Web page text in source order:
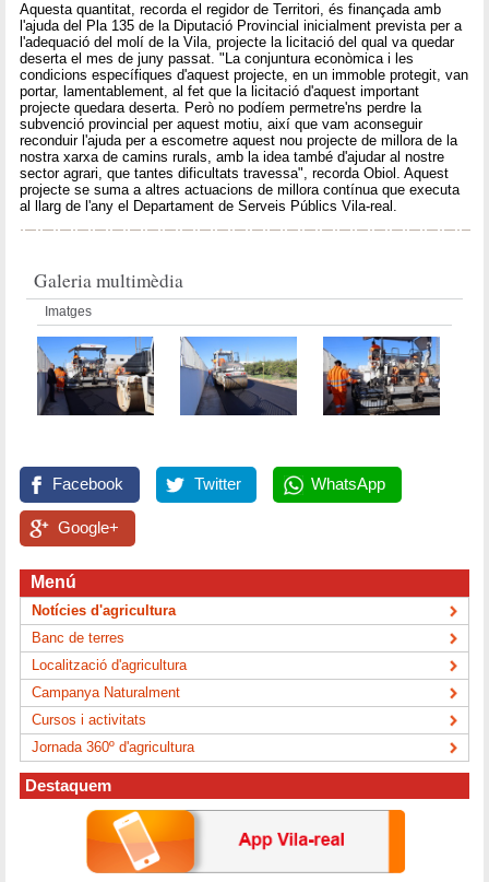
Aquesta quantitat, recorda el regidor de Territori, és finançada amb
l'ajuda del Pla 135 de la Diputació Provincial inicialment prevista per a
l'adequació del molí de la Vila, projecte la licitació del qual va quedar
deserta el mes de juny passat. "La conjuntura econòmica i les
condicions específiques d'aquest projecte, en un immoble protegit, van
portar, lamentablement, al fet que la licitació d'aquest important
projecte quedara deserta. Però no podíem permetre'ns perdre la
subvenció provincial per aquest motiu, així que vam aconseguir
reconduir l'ajuda per a escometre aquest nou projecte de millora de la
nostra xarxa de camins rurals, amb la idea també d'ajudar al nostre
sector agrari, que tantes dificultats travessa", recorda Obiol. Aquest
projecte se suma a altres actuacions de millora contínua que executa
al llarg de l'any el Departament de Serveis Públics Vila-real.
Galeria multimèdia
Imatges
Facebook Twitter WhatsApp
Google+
Menú
Notícies d'agricultura
Banc de terres
Localització d'agricultura
Campanya Naturalment
Cursos i activitats
Jornada 360º d'agricultura
Destaquem